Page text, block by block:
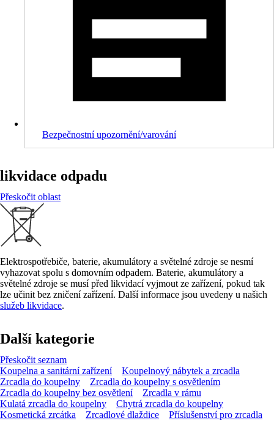
Bezpečnostní upozornění/varování
likvidace odpadu
Přeskočit oblast
Elektrospotřebiče, baterie, akumulátory a světelné zdroje se nesmí
vyhazovat spolu s domovním odpadem. Baterie, akumulátory a
světelné zdroje se musí před likvidací vyjmout ze zařízení, pokud tak
lze učinit bez zničení zařízení. Další informace jsou uvedeny u našich
služeb likvidace.
Další kategorie
Přeskočit seznam
Koupelna a sanitární zařízení
Koupelnový nábytek a zrcadla
Zrcadla do koupelny
Zrcadla do koupelny s osvětlením
Zrcadla do koupelny bez osvětlení
Zrcadla v rámu
Kulatá zrcadla do koupelny
Chytrá zrcadla do koupelny
Kosmetická zrcátka
Zrcadlové dlaždice Příslušenství pro zrcadla